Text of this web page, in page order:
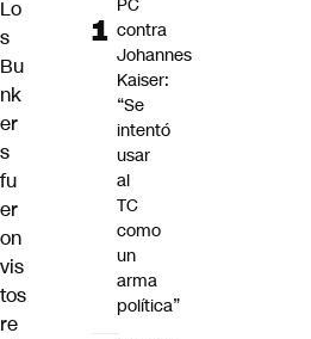
Lo
s
Bu
nk
er
s
fu
er
on
vis
tos
re
PC
contra
Johannes
Kaiser:
“Se
intentó
usar
al
TC
como
un
arma
política”